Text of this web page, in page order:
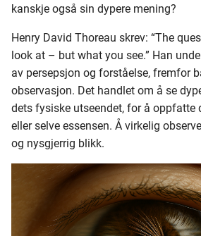
kanskje også sin dypere mening?
Henry David Thoreau skrev: “The
look at – but what you see.” Han
av persepsjon og forståelse, fremfor
observasjon. Det handlet om å se
dets fysiske utseendet, for å oppfatte
eller selve essensen. Å virkelig
og nysgjerrig blikk.